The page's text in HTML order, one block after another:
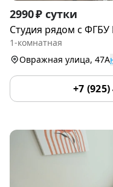
Item
1
of
9
2990 ₽ сутки
Студия рядoм с
1-комнатная
Овражная улица, 47А
+7 (925)